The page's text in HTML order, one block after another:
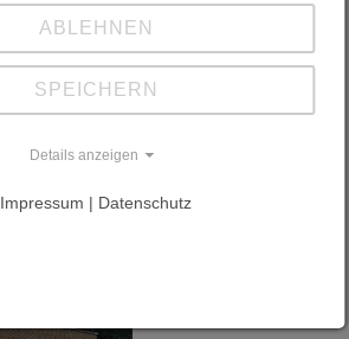
Ressources
Saint Hubert
ABLEHNEN
SPEICHERN
Details anzeigen
Impressum | Datenschutz